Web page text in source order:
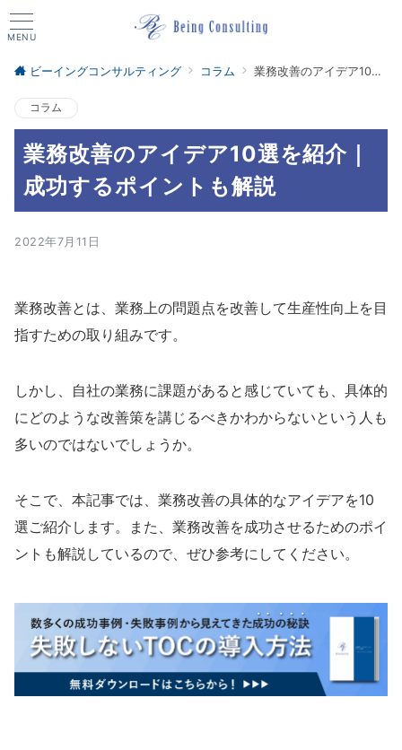
MENU
ビーイングコンサルティング コラム 業務改善のアイデア10選を紹介｜成功するポイントも解説
コラム
業務改善のアイデア10選を紹介｜
成功するポイントも解説
2022年7月11日
業務改善とは、業務上の問題点を改善して生産性向上を目
指すための取り組みです。
しかし、自社の業務に課題があると感じていても、具体的
にどのような改善策を講じるべきかわからないという人も
多いのではないでしょうか。
そこで、本記事では、業務改善の具体的なアイデアを10
選ご紹介します。また、業務改善を成功させるためのポイ
ントも解説しているので、ぜひ参考にしてください。